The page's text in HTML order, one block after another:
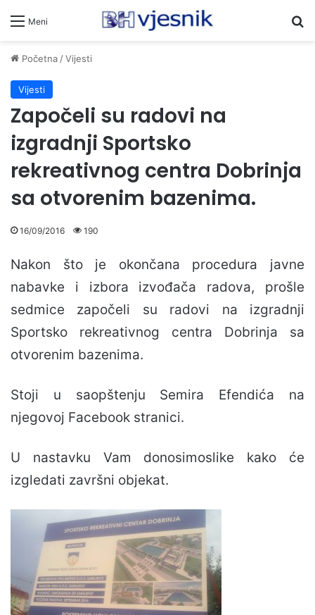
Meni
Početna/Vijesti
Vijesti
Započeli su radovi na
izgradnji Sportsko
rekreativnog centra Dobrinja
sa otvorenim bazenima.
16/09/2016 190
Nakon što je okončana procedura javne
nabavke i izbora izvođača radova, prošle
sedmice započeli su radovi na izgradnji
Sportsko rekreativnog centra Dobrinja sa
otvorenim bazenima.
Stoji u saopštenju Semira Efendića na
njegovoj Facebook stranici.
U nastavku Vam donosimoslike kako će
izgledati završni objekat.